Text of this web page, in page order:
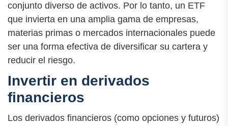
conjunto diverso de activos. Por lo tanto, un ETF
que invierta en una amplia gama de empresas,
materias primas o mercados internacionales puede
ser una forma efectiva de diversificar su cartera y
reducir el riesgo.
Invertir en derivados
financieros
Los derivados financieros (como opciones y futuros)